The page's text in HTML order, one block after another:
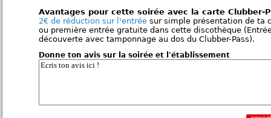
Avantages pour cette soirée avec la carte Clubber-
2€ de réduction sur l'entrée sur simple présentation de ta
ou première entrée gratuite dans cette discothèque
découverte avec tamponnage au dos du Clubber-Pass).
Donne ton avis sur la soirée et l'établissement